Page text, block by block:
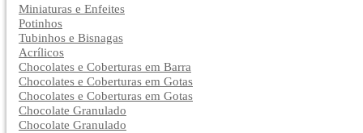
Miniaturas e Enfeites
Potinhos
Tubinhos e Bisnagas
Acrílicos
Chocolates e Coberturas em Barra
Chocolates e Coberturas em Gotas
Chocolates e Coberturas em Gotas
Chocolate Granulado
Chocolate Granulado